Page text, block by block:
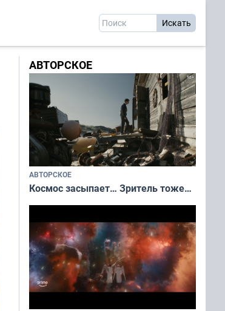
АВТОРСКОЕ
АВТОРСКОЕ
Космос засыпает… Зритель тоже…